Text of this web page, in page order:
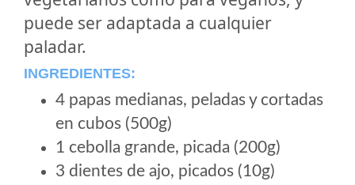
puede ser adaptada a cualquier
paladar.
INGREDIENTES:
4 papas medianas, peladas y cortadas
en cubos (500g)
1 cebolla grande, picada (200g)
3 dientes de ajo, picados (10g)